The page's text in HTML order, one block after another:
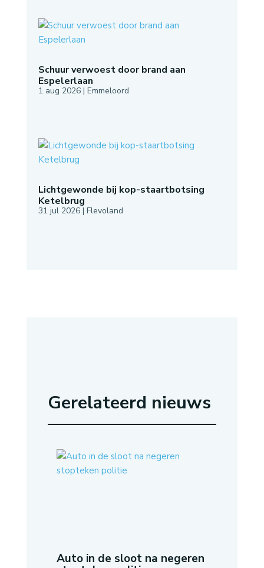
Schuur verwoest door brand aan
Espelerlaan
1 aug 2026| Emmeloord
Lichtgewonde bij kop-staartbotsing
Ketelbrug
31 jul 2026| Flevoland
Gerelateerd nieuws
Auto in de sloot na negeren